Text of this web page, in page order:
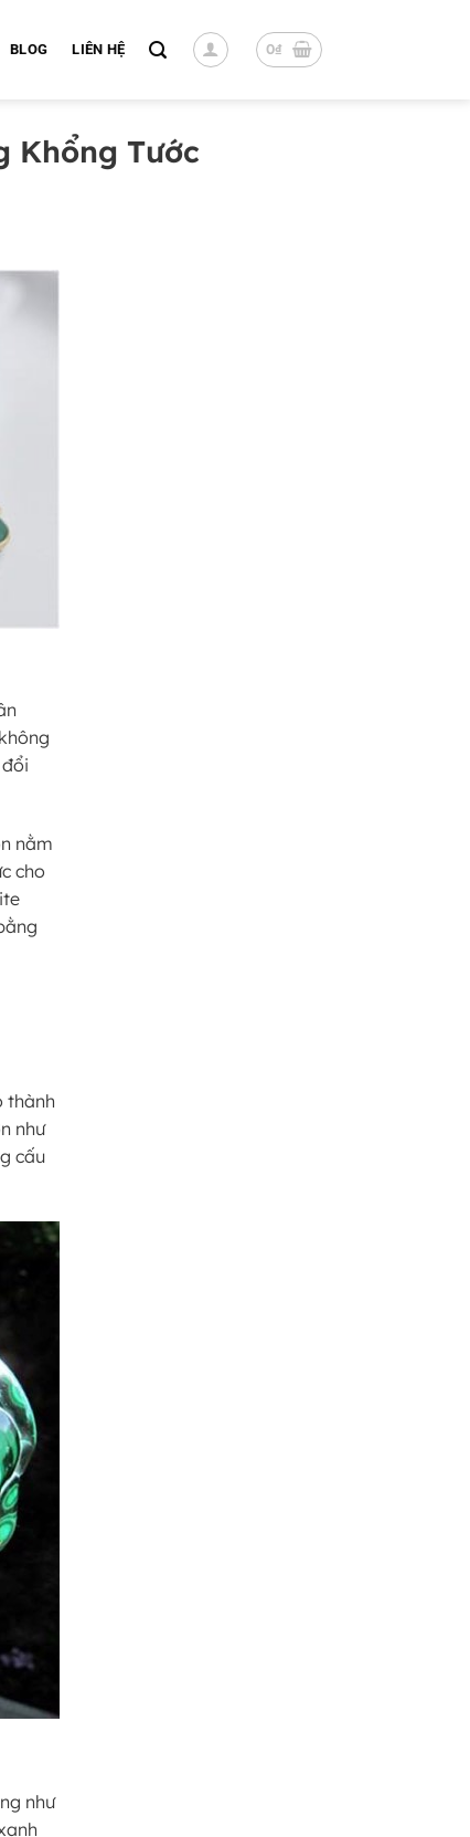
BLOG LIÊN HỆ 0₫
Khổng Tước
nằm
cho
thành
như
cấu
như